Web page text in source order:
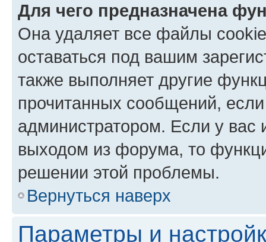
Для чего предназначена
Она удаляет все файлы
оставаться под вашим
также выполняет другие
прочитанных сообщений,
администратором. Если у
выходом из форума, то
решении этой проблемы.
Вернуться наверх
Параметры и